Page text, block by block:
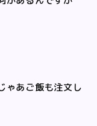
ゃあご飯も注文し